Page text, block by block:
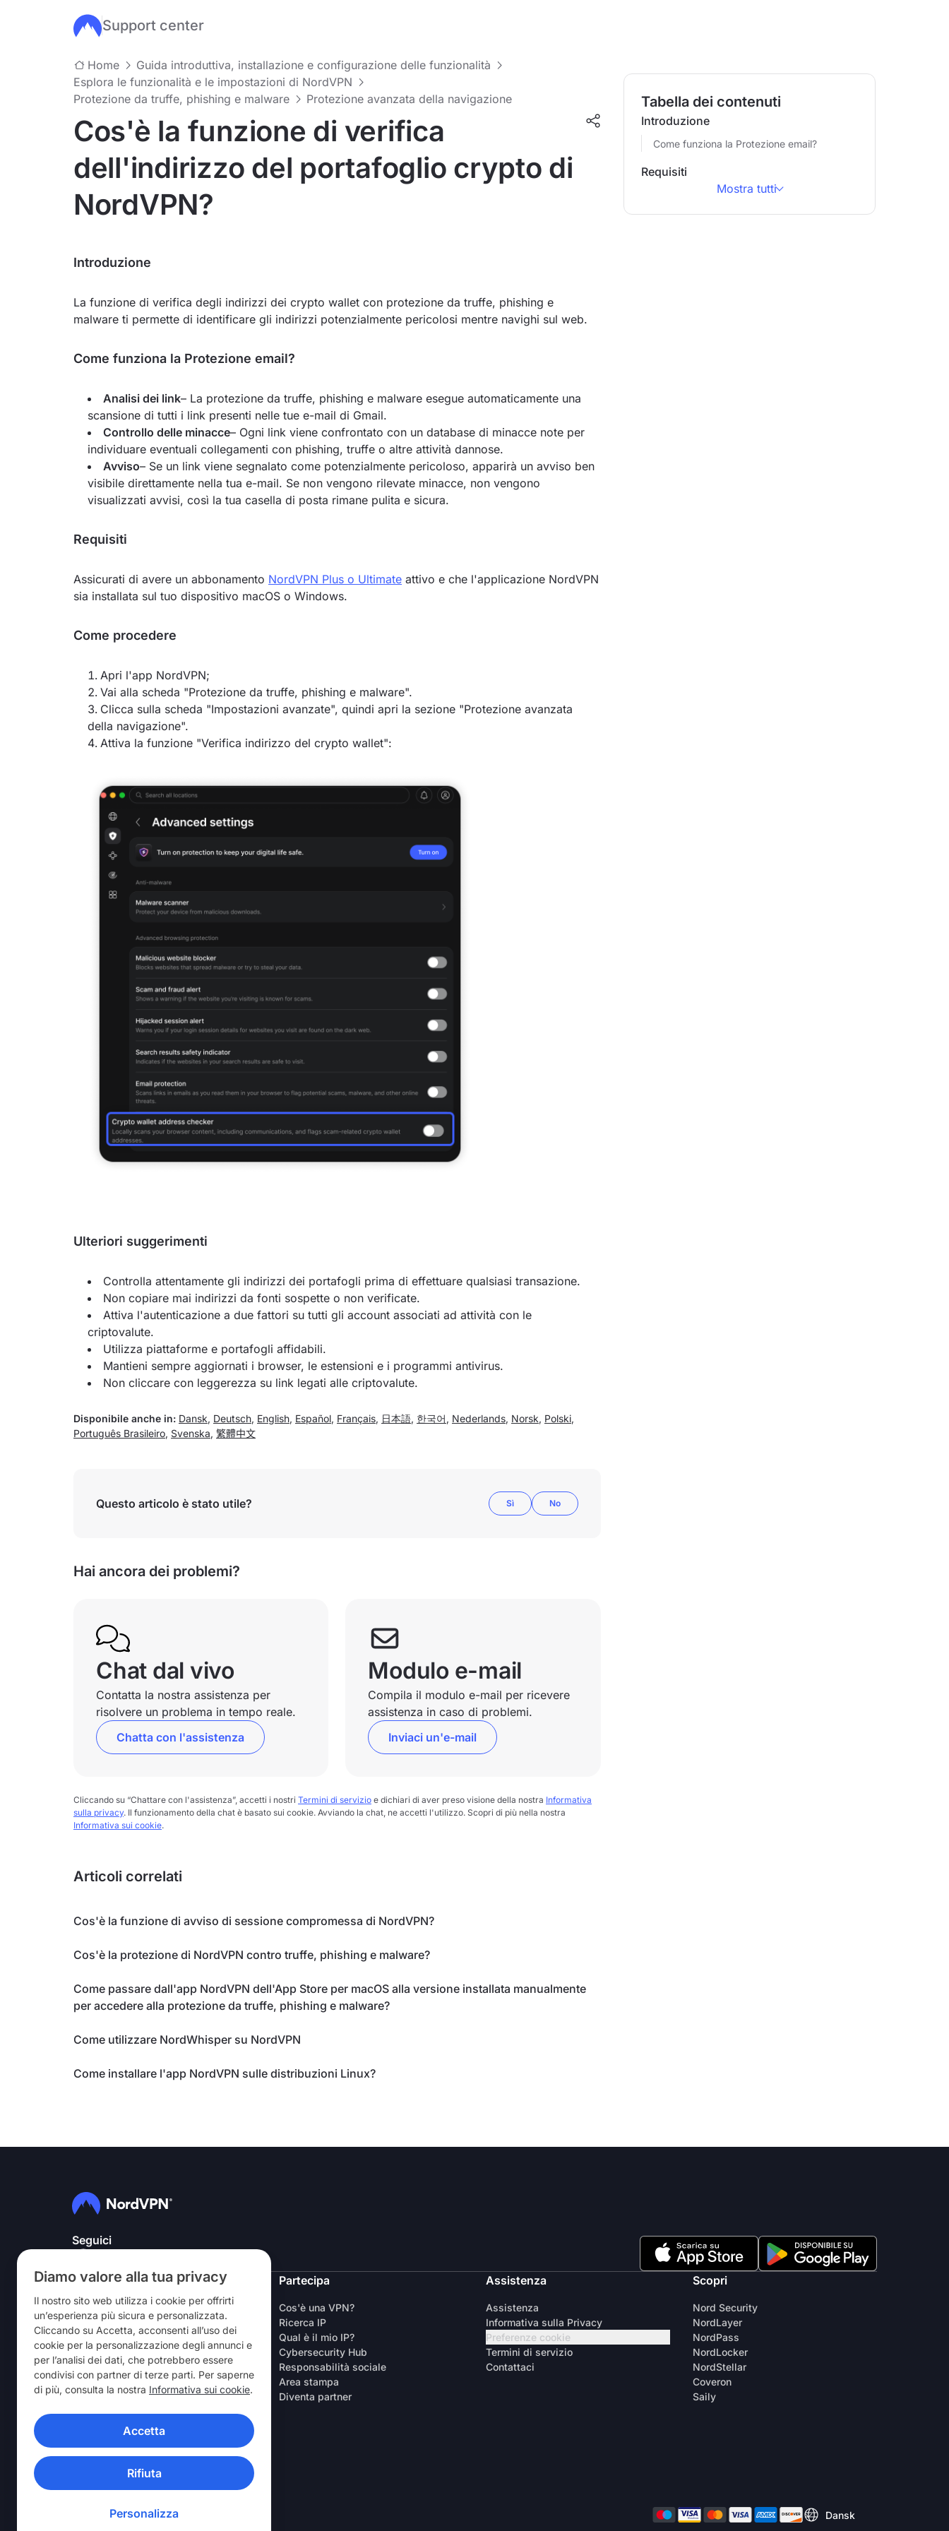
Diamo valore alla tua privacy
Il nostro sito web utilizza i cookie per offrirti
un’esperienza più sicura e personalizzata.
Cliccando su Accetta, acconsenti all’uso dei
cookie per la personalizzazione degli annunci e
per l’analisi dei dati, che potrebbero essere
condivisi con partner di terze parti. Per saperne
di più, consulta la nostra Informativa sui cookie.
Accetta
Rifiuta
Personalizza
Salta al contenuto principale
Support center
Home
Guida introduttiva, installazione e configurazione delle funzionalità
Esplora le funzionalità e le impostazioni di NordVPN
Protezione da truffe, phishing e malware
Protezione avanzata della navigazione
Cos'è la funzione di verifica
dell'indirizzo del portafoglio crypto di
NordVPN?
Introduzione
La funzione di verifica degli indirizzi dei crypto wallet con protezione da truffe, phishing e
malware ti permette di identificare gli indirizzi potenzialmente pericolosi mentre navighi sul web.
Come funziona la Protezione email?
Analisi dei link– La protezione da truffe, phishing e malware esegue automaticamente una
scansione di tutti i link presenti nelle tue e-mail di Gmail.
Controllo delle minacce– Ogni link viene confrontato con un database di minacce note per
individuare eventuali collegamenti con phishing, truffe o altre attività dannose.
Avviso– Se un link viene segnalato come potenzialmente pericoloso, apparirà un avviso ben
visibile direttamente nella tua e-mail. Se non vengono rilevate minacce, non vengono
visualizzati avvisi, così la tua casella di posta rimane pulita e sicura.
Requisiti
Assicurati di avere un abbonamento NordVPN Plus o Ultimate attivo e che l'applicazione NordVPN
sia installata sul tuo dispositivo macOS o Windows.
Come procedere
Apri l'app NordVPN;
Vai alla scheda "Protezione da truffe, phishing e malware".
Clicca sulla scheda "Impostazioni avanzate", quindi apri la sezione "Protezione avanzata
della navigazione".
Attiva la funzione "Verifica indirizzo del crypto wallet":
Ulteriori suggerimenti
Controlla attentamente gli indirizzi dei portafogli prima di effettuare qualsiasi transazione.
Non copiare mai indirizzi da fonti sospette o non verificate.
Attiva l'autenticazione a due fattori su tutti gli account associati ad attività con le
criptovalute.
Utilizza piattaforme e portafogli affidabili.
Mantieni sempre aggiornati i browser, le estensioni e i programmi antivirus.
Non cliccare con leggerezza su link legati alle criptovalute.
Disponibile anche in: Dansk, Deutsch, English, Español, Français, 日本語, 한국어 , Nederlands, Norsk, Polski,
Português Brasileiro, Svenska, 繁體中文
Questo articolo è stato utile? Sì No
Hai ancora dei problemi?
Chat dal vivo
Contatta la nostra assistenza per
risolvere un problema in tempo reale.
Chatta con l'assistenza
Modulo e-mail
Compila il modulo e-mail per ricevere
assistenza in caso di problemi.
Inviaci un'e-mail
Cliccando su “Chattare con l'assistenza”, accetti i nostri Termini di servizio e dichiari di aver preso visione della nostra Informativa
sulla privacy. Il funzionamento della chat è basato sui cookie. Avviando la chat, ne accetti l'utilizzo. Scopri di più nella nostra
Informativa sui cookie.
Articoli correlati
Cos'è la funzione di avviso di sessione compromessa di NordVPN?
Cos'è la protezione di NordVPN contro truffe, phishing e malware?
Come passare dall'app NordVPN dell'App Store per macOS alla versione installata manualmente
per accedere alla protezione da truffe, phishing e malware?
Come utilizzare NordWhisper su NordVPN
Come installare l'app NordVPN sulle distribuzioni Linux?
Tabella dei contenuti
Introduzione
Come funziona la Protezione email?
Requisiti
Mostra tutti
Seguici
NordVPN
Chi siamo
Lavora con noi
Prova la VPN gratuitamente
Router VPN
Recensioni
Sconto per studenti e lavoratori
Dove acquistarla
Invita un amico
Partecipa
Cos'è una VPN?
Ricerca IP
Qual è il mio IP?
Cybersecurity Hub
Responsabilità sociale
Area stampa
Diventa partner
Assistenza
Assistenza
Informativa sulla Privacy
Preferenze cookie
Termini di servizio
Contattaci
Scopri
Nord Security
NordLayer
NordPass
NordLocker
NordStellar
Coveron
Saily
© 2026 Nord Security. Tutti i diritti riservati